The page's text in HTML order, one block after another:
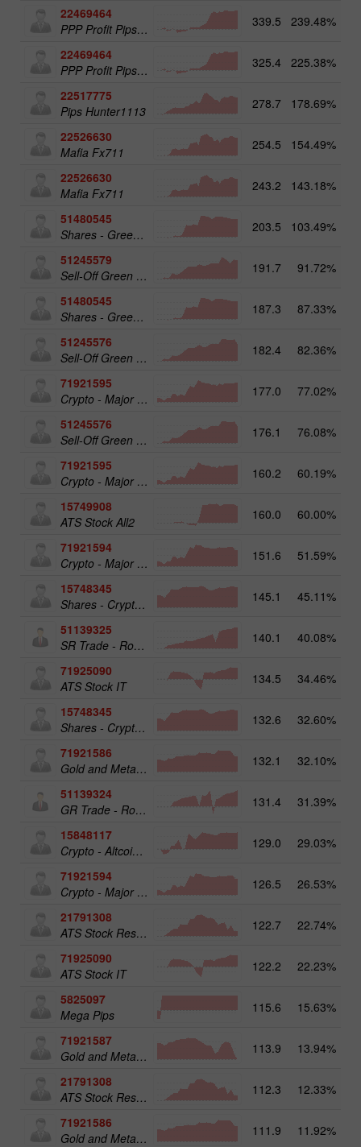
22469464
PPP Profit Pips Plus
339.5 239.48%
22469464
PPP Profit Pips Plus
325.4 225.38%
22517775
Pips Hunter1113
278.7 178.69%
22526630
Mafia Fx711
254.5 154.49%
22526630
Mafia Fx711
243.2 143.18%
51480545
Shares - Green Energy 25
203.5 103.49%
51245579
Sell-Off Green Energy 50
191.7 91.72%
51480545
Shares - Green Energy 25
187.3 87.33%
51245576
Sell-Off Green Energy 25
182.4 82.36%
71921595
Crypto - Major crypto 50
177.0 77.02%
51245576
Sell-Off Green Energy 25
176.1 76.08%
71921595
Crypto - Major crypto 50
160.2 60.19%
15749908
ATS Stock All2
160.0 60.00%
71921594
Crypto - Major crypto 25
151.6 51.59%
15748345
Shares - Crypto 50
145.1 45.11%
51139325
SR Trade - RoboTRADE24
140.1 40.08%
71925090
ATS Stock IT
134.5 34.46%
15748345
Shares - Crypto 50
132.6 32.60%
71921586
Gold and Metals 25
132.1 32.10%
51139324
GR Trade - RoboTRADE24
131.4 31.39%
15848117
Crypto - Altcoins 25
129.0 29.03%
71921594
Crypto - Major crypto 25
126.5 26.53%
21791308
ATS Stock Resources
122.7 22.74%
71925090
ATS Stock IT
122.2 22.23%
5825097
Mega Pips
115.6 15.63%
71921587
Gold and Metals 50
113.9 13.94%
21791308
ATS Stock Resources
112.3 12.33%
71921586
Gold and Metals 25
111.9 11.92%